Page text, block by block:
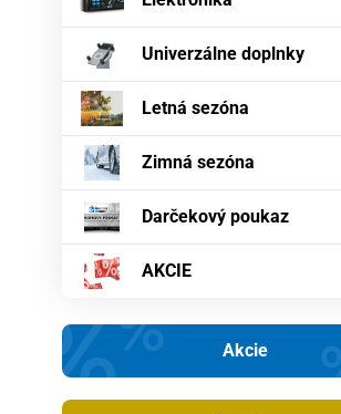
Univerzálne doplnky
Letná sezóna
Zimná sezóna
Darčekový poukaz
AKCIE
Akcie